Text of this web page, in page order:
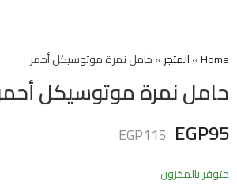
Home
»المتجر»حامل نمرة موتوسيكل أحمر
حامل نمرة موتوسيكل
EGP95
EGP115
متوفر بالمخزون